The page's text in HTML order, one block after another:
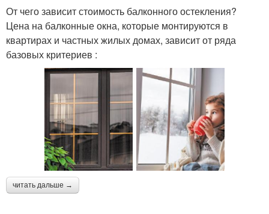
От чего зависит стоимость балконного остекления?
Цена на балконные окна, которые монтируются в
квартирах и частных жилых домах, зависит от ряда
базовых критериев :
читать дальше →